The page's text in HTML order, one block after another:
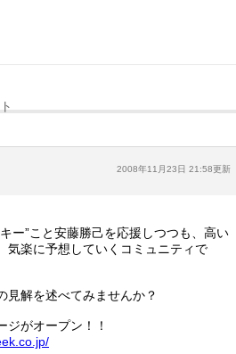
2008年11月23日 21:58更新
ー”こと安藤勝己を応援しつつも、高い
気楽に予想していくコミュニティで
見解を述べてみませんか？
がオープン！！
.co.jp/